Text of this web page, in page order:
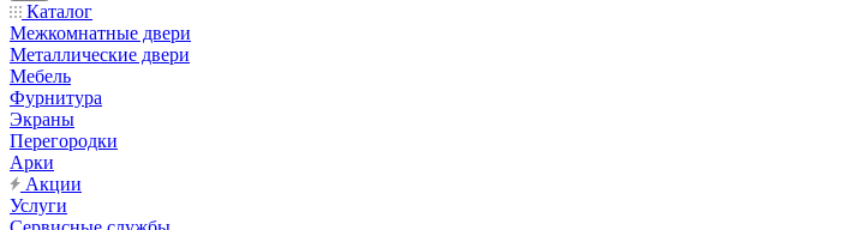
Каталог
Межкомнатные двери
Металлические двери
Мебель
Фурнитура
Экраны
Перегородки
Арки
Акции
Услуги